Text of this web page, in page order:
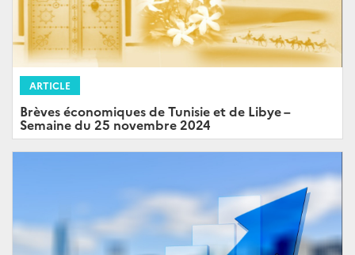
ARTICLE
Brèves économiques de Tunisie et de Libye –
Semaine du 25 novembre 2024